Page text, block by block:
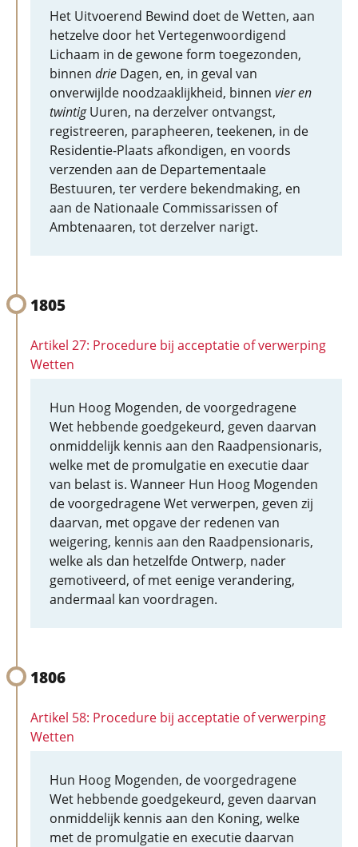
Het Uitvoerend Bewind doet de Wetten, aan
hetzelve door het Vertegenwoordigend
Lichaam in de gewone form toegezonden,
binnen drie Dagen, en, in geval van
onverwijlde noodzaaklijkheid, binnen vier en
twintigUuren, na derzelver ontvangst,
registreeren, parapheeren, teekenen, in de
Residentie-Plaats afkondigen, en voords
verzenden aan de Departementaale
Bestuuren, ter verdere bekendmaking, en
aan de Nationaale Commissarissen of
Ambtenaaren, tot derzelver narigt.
1805
Artikel 27: Procedure bij acceptatie of verwerping
Wetten
Hun Hoog Mogenden, de voorgedragene
Wet hebbende goedgekeurd, geven daarvan
onmiddelijk kennis aan den Raadpensionaris,
welke met de promulgatie en executie daar
van belast is. Wanneer Hun Hoog Mogenden
de voorgedragene Wet verwerpen, geven zij
daarvan, met opgave der redenen van
weigering, kennis aan den Raadpensionaris,
welke als dan hetzelfde Ontwerp, nader
gemotiveerd, of met eenige verandering,
andermaal kan voordragen.
1806
Artikel 58: Procedure bij acceptatie of verwerping
Wetten
Hun Hoog Mogenden, de voorgedragene
Wet hebbende goedgekeurd, geven daarvan
onmiddelijk kennis aan den Koning, welke
met de promulgatie en executie daarvan